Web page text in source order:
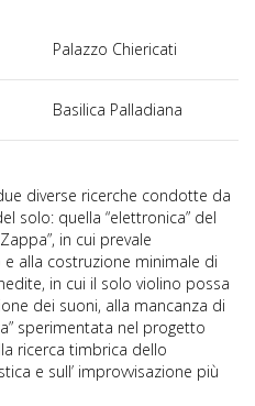
Palazzo Chiericati
Basilica Palladiana
diverse ricerche condotte da
solo: quella “elettronica” del
in cui prevale
e alla costruzione minimale di
in cui il solo violino possa
dei suoni, alla mancanza di
sperimentata nel progetto
ricerca timbrica dello
e sull’ improvvisazione più